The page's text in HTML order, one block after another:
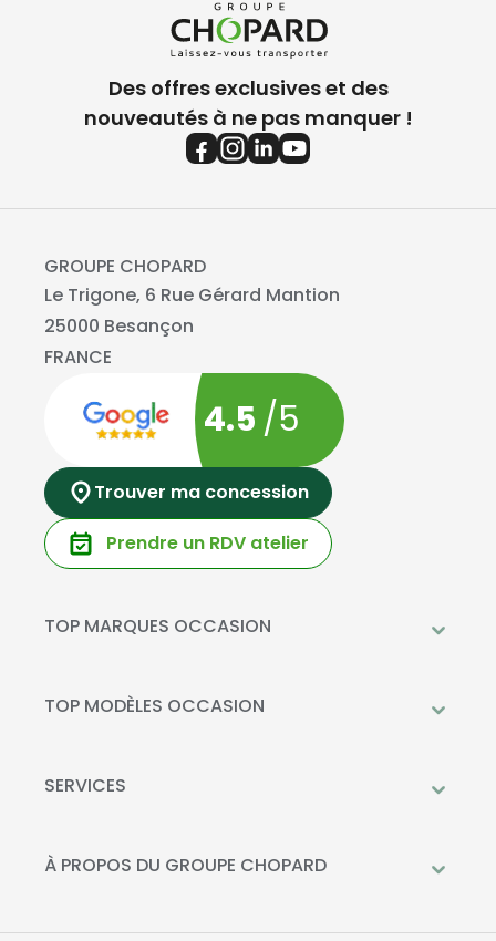
Des offres exclusives et des
nouveautés à ne pas manquer !
GROUPE CHOPARD
Le Trigone, 6 Rue Gérard Mantion
25000 Besançon
FRANCE
4.5 /5
Trouver ma concession
Prendre un RDV atelier
TOP MARQUES OCCASION
Mercedes-Benz
Kia
TOP MODÈLES OCCASION
Peugeot 208
SERVICES
Livraison à domicile
La Recharge Chopard
À PROPOS DU GROUPE CHOPARD